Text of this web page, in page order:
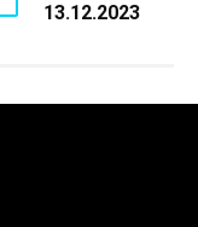
13.12.2023